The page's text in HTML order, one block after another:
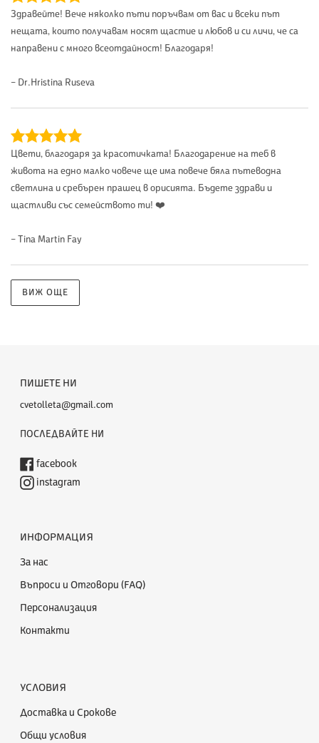
Здравейте! Вече няколко пъти поръчвам от вас и всеки път
нещата, които получавам носят щастие и любов и си личи, че са
направени с много всеотдайност! Благодаря!
– Dr.Hristina Ruseva
Цвети, благодаря за красотичката! Благодарение на теб в
живота на едно малко човече ще има повече бяла пътеводна
светлина и сребърен прашец в орисията. Бъдете здрави и
щастливи със семейството ти! ❤️
– Tina Martin Fay
ВИЖ ОЩЕ
ПИШЕТЕ НИ
cvetolleta@gmail.com
ПОСЛЕДВАЙТЕ НИ
facebook
instagram
ИНФОРМАЦИЯ
За нас
Въпроси и Отговори (FAQ)
Персонализация
Контакти
УСЛОВИЯ
Доставка и Срокове
Общи условия